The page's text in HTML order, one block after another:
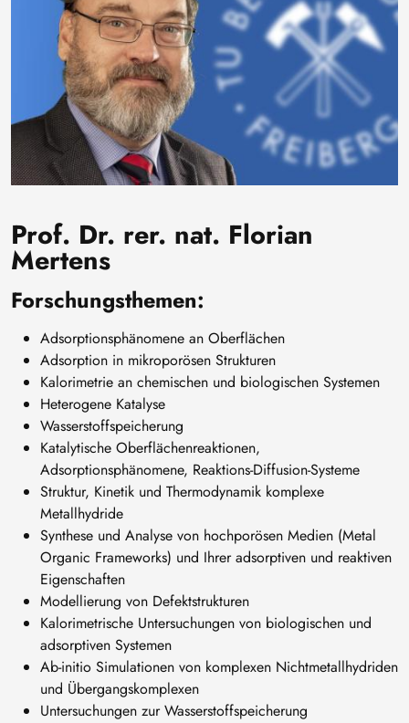
Prof. Dr. rer. nat. Florian
Mertens
Forschungsthemen:
Adsorptionsphänomene an Oberflächen
Adsorption in mikroporösen Strukturen
Kalorimetrie an chemischen und biologischen Systemen
Heterogene Katalyse
Wasserstoffspeicherung
Katalytische Oberflächenreaktionen,
Adsorptionsphänomene, Reaktions-Diffusion-Systeme
Struktur, Kinetik und Thermodynamik komplexe
Metallhydride
Synthese und Analyse von hochporösen Medien (Metal
Organic Frameworks) und Ihrer adsorptiven und reaktiven
Eigenschaften
Modellierung von Defektstrukturen
Kalorimetrische Untersuchungen von biologischen und
adsorptiven Systemen
Ab-initio Simulationen von komplexen Nichtmetallhydriden
und Übergangskomplexen
Untersuchungen zur Wasserstoffspeicherung